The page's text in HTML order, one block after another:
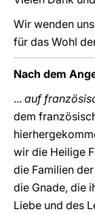
Wir wenden
für das Wohl
Nach dem
... auf
dem
wir die Heilige
die Familien
die Gnade, die
Liebe und des